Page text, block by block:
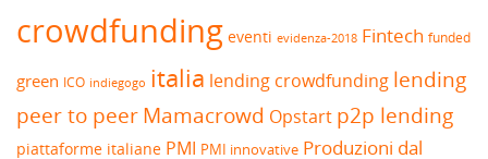
crowdfunding eventi evidenza-2018 Fintech funded
green ICO indiegogo italia lending crowdfunding lending
peer to peerMamacrowd Opstart p2p lending
piattaforme italiane PMI PMI innovative Produzioni dal